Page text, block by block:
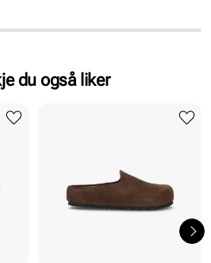
du også liker